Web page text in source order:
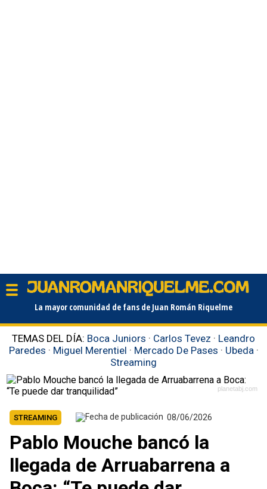
La mayor comunidad de fans de Juan Román Riquelme
TEMAS DEL DÍA: Boca Juniors · Carlos Tevez · Leandro
Paredes · Miguel Merentiel · Mercado De Pases · Ubeda ·
Streaming
planetabj.com
STREAMING 08/06/2026
Pablo Mouche bancó la
llegada de Arruabarrena a